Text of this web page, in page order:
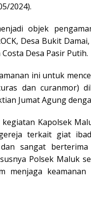
2024).
objek
Desa Bukit
Desa Pasir Putih.
ini untuk
dan curanmor)
Jumat Agung
Kapolsek
terkait giat
sangat
Polsek Maluk
menjaga